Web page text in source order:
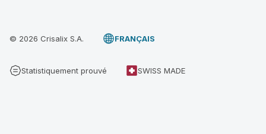
© 2026 Crisalix S.A. FRANÇAIS
Statistiquement prouvé SWISS MADE